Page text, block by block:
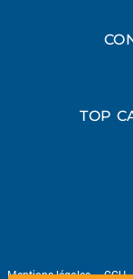
TOP
Mentions légales-CGU